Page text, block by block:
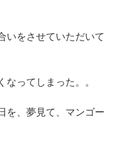
いをさせていただいて
なってしまった。。
を、夢見て、マンゴー